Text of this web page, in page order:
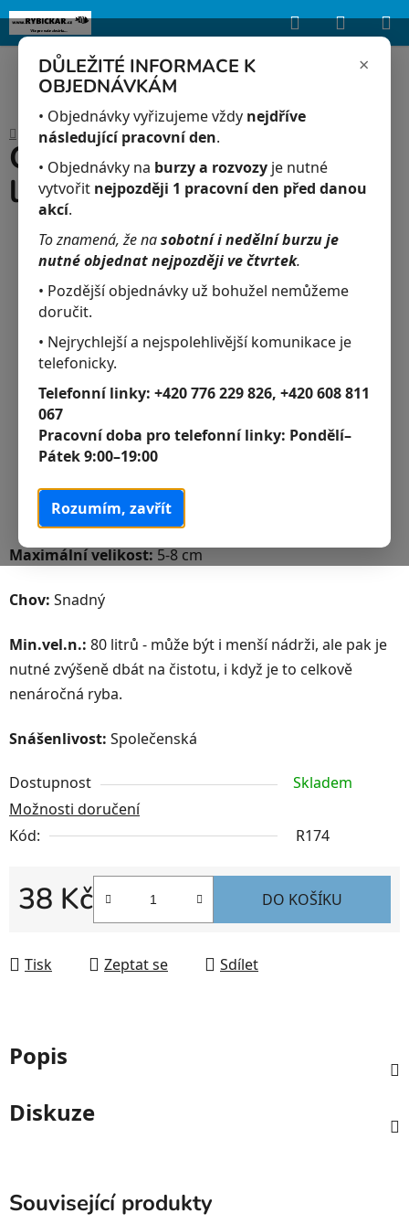
×
DŮLEŽITÉ INFORMACE K
OBJEDNÁVKÁM
• Objednávky vyřizujeme vždy nejdříve
následující pracovní den.
• Objednávky na burzy a rozvozy je nutné
vytvořit nejpozději 1 pracovní den před danou
akcí.
To znamená, že nasobotní i nedělní burzu je
nutné objednat nejpozději ve čtvrtek.
• Pozdější objednávky už bohužel nemůžeme
doručit.
• Nejrychlejší a nejspolehlivější komunikace je
telefonicky.
Telefonní linky: +420 776 229 826, +420 608 811
067
Pracovní doba pro telefonní linky: Pondělí–
Pátek 9:00–19:00
Rozumím, zavřít
Upozorňujeme, že uvedená skladová dostupnost je orientační a může se
lišit podle aktuálních objednávek a prodeje v reálném čase.
obsah
Hledat
KOŠÍK
DomůAkvaristika / Calico molla - Poecilia latipinna
Maximální velikost: 5-8 cm
Chov: Snadný
Min.vel.n.: 80 litrů - může být i menší nádrži, ale pak je
nutné zvýšeně dbát na čistotu, i když je to celkově
nenáročná ryba.
Snášenlivost: Společenská
Dostupnost
Skladem
Možnosti doručení
Kód:
R174
38 Kč
Měrná cena:
DO KOŠÍKU
Tisk Zeptat se Sdílet
Calico molla - Poecilia
latipinna
Popis
Diskuze
Související produkty